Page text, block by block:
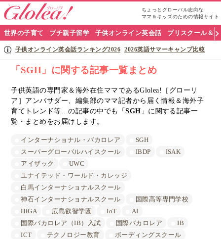
ちょっとグローバル志向な
ママ＆キッズのための情報サイト
グ
ロ
リ
ア
ナ
世界の子育て プチ親子留学 子供オンライン英会話 プリスクール＆
子供オンライン英会話ランキング2026 2026英語サマーキャンプ比較
「SGH」に関する記事一覧まとめ
子供英語の専門家＆海外在住ママであるGlolea!［グローリ
ア］アンバサダー、編集部のママ記者から届く情報＆海外子
育てトレンド等…の記事の中でも「SGH 」に関する記事一
覧・まとめをお届けします。
インターナショナル・バカロレア
SGH
スーパーグローバルハイスクール
IBDP
ISAK
アイザック
UWC
ユナイテッド・ワールド・カレッジ
白馬インターナショナルスクール
神石インターナショナルスクール
国際高等専門学校
HiGA
広島叡智学園 IoT
AI
国際バカロレア（IB）入試
国際バカロレア
IB
ICT
テクノロジー教育
ボーディングスクール